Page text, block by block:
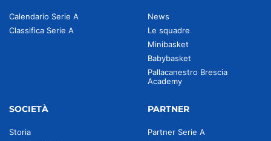
Calendario Serie A
Classifica Serie A
News
Le squadre
Minibasket
Babybasket
Pallacanestro Brescia
Academy
SOCIETÀ
Storia
PARTNER
Partner Serie A